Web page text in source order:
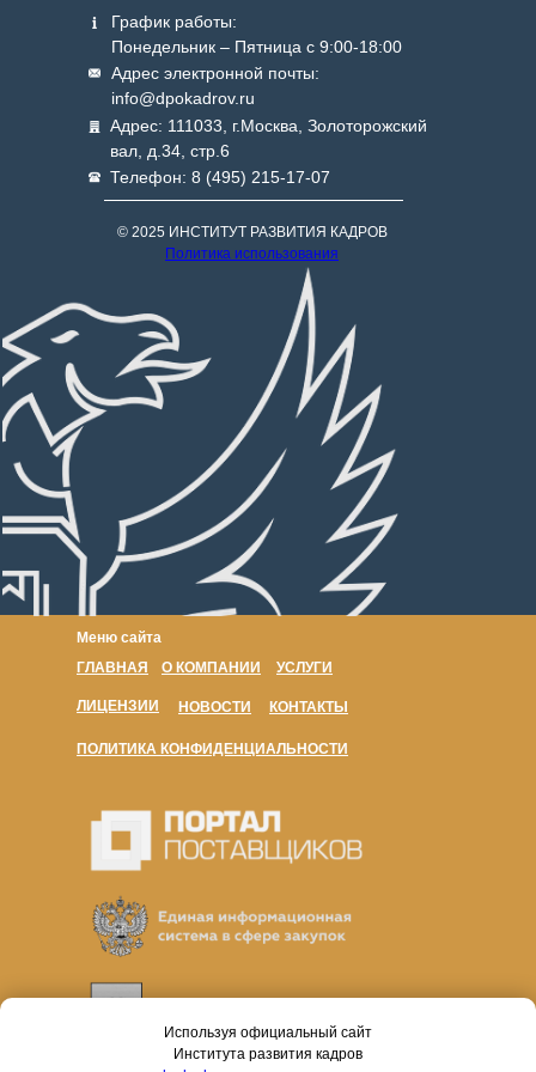
Меню сайта
График работы:
Понедельник – Пятница с 9:00-18:00
Адрес: 111033, г.Москва, Золоторожский
вал, д.34, стр.6
Телефон: 8 (495) 215-17-07
© 2025 ИНСТИТУТ РАЗВИТИЯ КАДРОВ
Политика использования
Адрес электронной почты:
info@dpokadrov.ru
ГЛАВНАЯ О КОМПАНИИ УСЛУГИ
ЛИЦЕНЗИИ НОВОСТИ КОНТАКТЫ
ПОЛИТИКА КОНФИДЕНЦИАЛЬНОСТИ
Используя официальный сайт
Института развития кадров